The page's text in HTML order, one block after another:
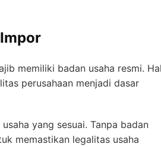
memiliki badan usaha resmi. Hal
perusahaan menjadi dasar
yang sesuai. Tanpa badan
memastikan legalitas usaha